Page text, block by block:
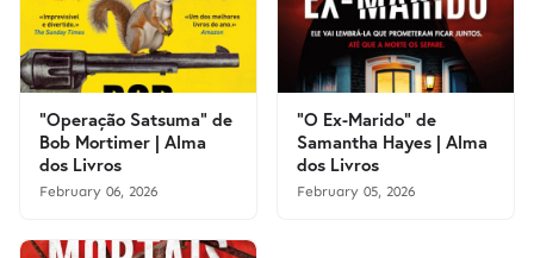
"Operação Satsuma" de
Bob Mortimer | Alma
dos Livros
February 06, 2026
"O Ex-Marido" de
Samantha Hayes | Alma
dos Livros
February 05, 2026